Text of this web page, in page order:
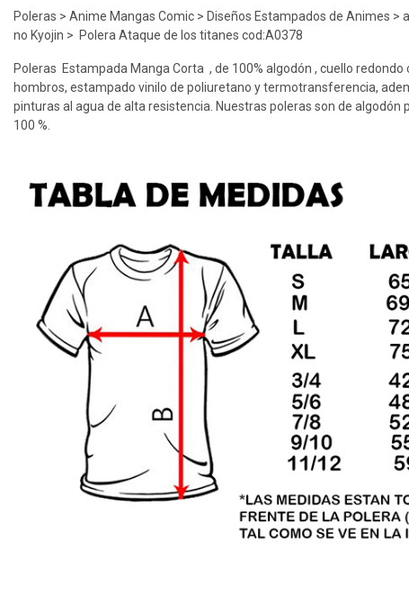
Poleras > Anime Mangas Comic > Diseños Estampados de Animes >
no Kyojin > Polera Ataque de los titanes cod:A0378
Poleras Estampada Manga Corta , de 100% algodón , cuello
hombros, estampado vinilo de poliuretano y termotransferencia,
pinturas al agua de alta resistencia. Nuestras poleras son de algodón
100 %.